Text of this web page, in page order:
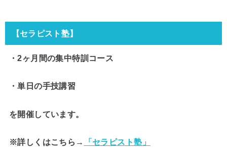
【セラピスト塾】
・2ヶ月間の集中特訓コース
・単日の手技講習
を開催しています。
※詳しくはこちら→ 「セラピスト塾」